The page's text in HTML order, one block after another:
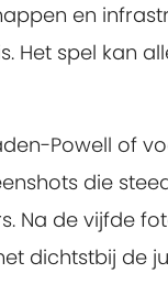
en
Het spel kan
Powell of
die
Na de vijfde
dichtstbij de